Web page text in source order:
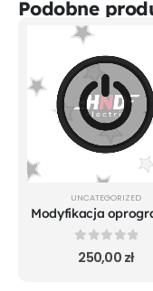
Podobne
UNCATEGORIZED
0out of 5
250,00zł